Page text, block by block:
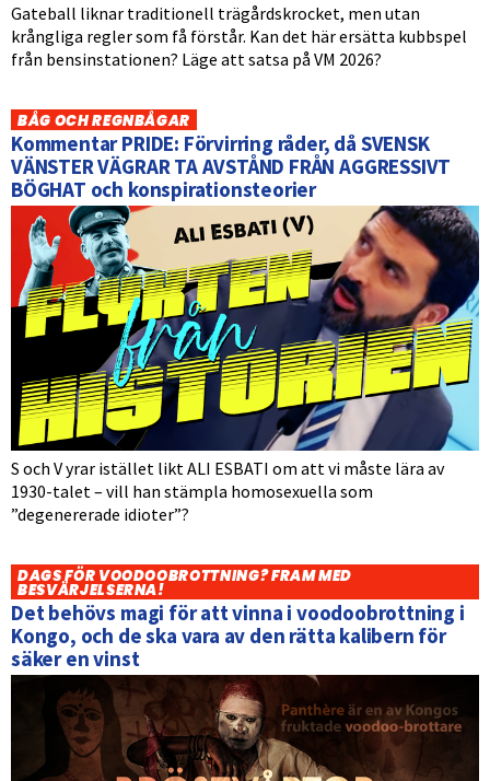
Gateball liknar traditionell trägårdskrocket, men utan
krångliga regler som få förstår. Kan det här ersätta kubbspel
från bensinstationen? Läge att satsa på VM 2026?
BÅG OCH REGNBÅGAR
Kommentar PRIDE: Förvirring råder, då SVENSK
VÄNSTER VÄGRAR TA AVSTÅND FRÅN AGGRESSIVT
BÖGHAT och konspirationsteorier
S och V yrar istället likt ALI ESBATI om att vi måste lära av
1930-talet – vill han stämpla homosexuella som
”degenererade idioter”?
DAGS FÖR VOODOOBROTTNING? FRAM MED
BESVÄRJELSERNA!
Det behövs magi för att vinna i voodoobrottning i
Kongo, och de ska vara av den rätta kalibern för
säker en vinst